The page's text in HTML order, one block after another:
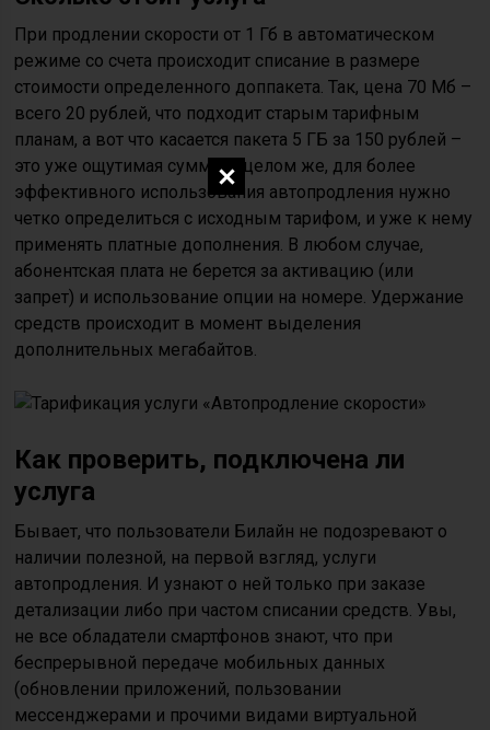
При продлении скорости от 1 Гб в автоматическом
режиме со счета происходит списание в размере
стоимости определенного доппакета. Так, цена 70 Мб –
всего 20 рублей, что подходит старым тарифным
планам, а вот что касается пакета 5 ГБ за 150 рублей –
это уже ощутимая сумма. В целом же, для более
эффективного использования автопродления нужно
четко определиться с исходным тарифом, и уже к нему
применять платные дополнения. В любом случае,
абонентская плата не берется за активацию (или
запрет) и использование опции на номере. Удержание
средств происходит в момент выделения
дополнительных мегабайтов.
Как проверить, подключена ли
услуга
Бывает, что пользователи Билайн не подозревают о
наличии полезной, на первой взгляд, услуги
автопродления. И узнают о ней только при заказе
детализации либо при частом списании средств. Увы,
не все обладатели смартфонов знают, что при
беспрерывной передаче мобильных данных
(обновлении приложений, пользовании
мессенджерами и прочими видами виртуальной